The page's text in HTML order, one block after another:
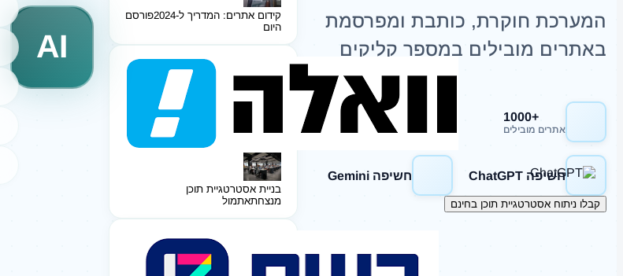
AI
קידום אתרים: המדריך ל-2024
פורסם
היום
בניית אסטרטגיית תוכן
מנצחתאתמול
המערכת חוקרת, כותבת ומפרסמת
באתרים מובילים במספר קליקים
+1000
אתרים מובילים
חשיפה Google
חשיפה ChatGPT חשיפה Gemini
קבלו ניתוח אסטרטגיית תוכן בחינם